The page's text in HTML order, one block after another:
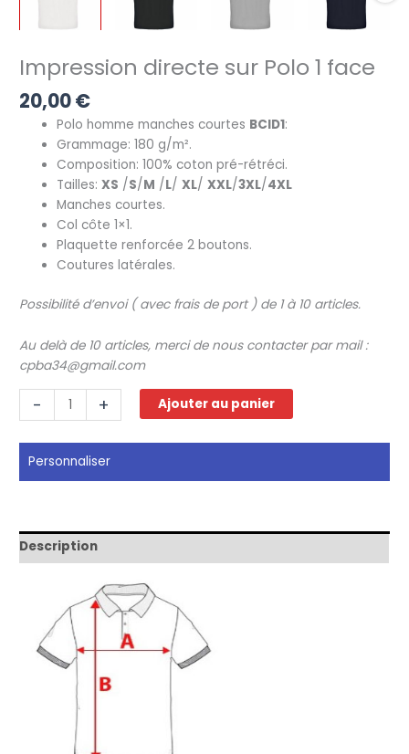
Impression directe sur Polo 1 face
20,00€
Polo homme manches courtes BCID1:
Grammage: 180 g/m².
Composition: 100% coton pré-rétréci.
Tailles:XS /S/M /L/XL/XXL/3XL/4XL
Manches courtes.
Col côte 1×1.
Plaquette renforcée 2 boutons.
Coutures latérales.
Possibilité d’envoi (avec frais de port) de1à10 articles.
Au delà de10 articles, merci de nous contacter par mail :
cpba34@gmail.com
-
quantité
de
directe
sur
face
+ Ajouter au panier
Personnaliser
Description